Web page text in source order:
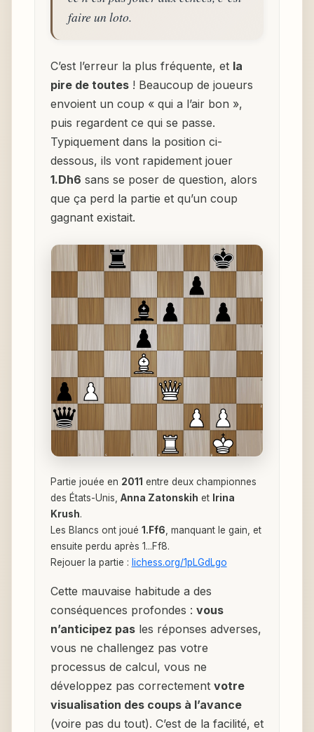
faire un loto.
C’est l’erreur la plus fréquente, et la
pire de toutes! Beaucoup de joueurs
envoient un coup « qui a l’air bon »,
puis regardent ce qui se passe.
Typiquement dans la position ci-
dessous, ils vont rapidement jouer
1.Dh6 sans se poser de question, alors
que ça perd la partie et qu’un coup
gagnant existait.
Partie jouée en 2011 entre deux championnes
des États-Unis, Anna Zatonskih et Irina
Krush.
Les Blancs ont joué 1.Ff6, manquant le gain, et
ensuite perdu après 1...Ff8.
Rejouer la partie : lichess.org/1pLGdLgo
Cette mauvaise habitude a des
conséquences profondes : vous
n’anticipez pasles réponses adverses,
vous ne challengez pas votre
processus de calcul, vous ne
développez pas correctement votre
visualisation des coups à l’avance
(voire pas du tout). C’est de la facilité, et